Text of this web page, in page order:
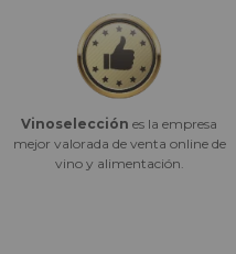
Vinoselección es la empresa
mejor valorada de venta online de
vino y alimentación.